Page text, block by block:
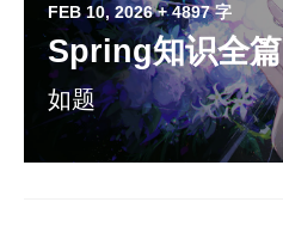
FEB 10, 2026 + 4897 字
Spring知识全篇
如题